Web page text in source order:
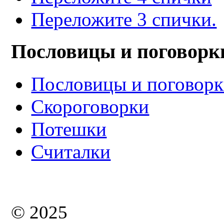
Переложите 3 спички.
Пословицы и
Пословицы и
Скороговорки
Потешки
Считалки
© 2025